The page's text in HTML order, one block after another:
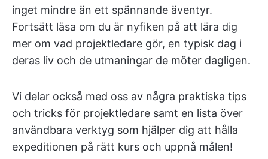
inget mindre än ett spännande äventyr.
Fortsätt läsa om du är nyfiken på att lära dig
mer om vad projektledare gör, en typisk dag i
deras liv och de utmaningar de möter dagligen.
Vi delar också med oss av några praktiska tips
och tricks för projektledare samt en lista över
användbara verktyg som hjälper dig att hålla
expeditionen på rätt kurs och uppnå målen!